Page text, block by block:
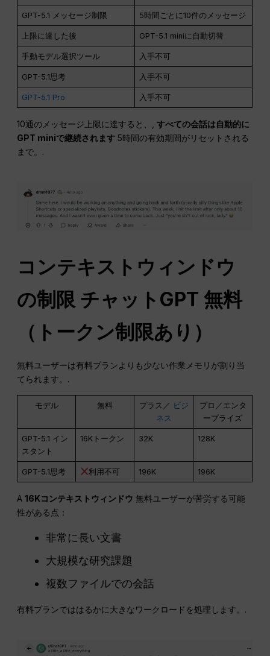
GPT-5.1 メッセージ制限 5時間ごとに10件のメッセージ
上限に達した後 GPT-5.1 miniに自動切替
手動モデル選択ツール 入手不可
GPT-5.1思考 入手不可
GPT-5.1 Pro 入手不可
10通のメッセージ上限に達すると、,すべての会話は自動的に
GPT miniで継続されます 5時間の有効期間がリセットされる
まで。.
コンテキストウィンドウ
の制限 チャットGPT 無料
（トークン制限あり）
無料ユーザーは有料プランよりも少ない作業メモリが割り当
てられます。.
モデル 無料 プラス／ ビジ
ネス
プロ／エンタ
ープライズ
GPT-5.1 イン
スタント
16Kトークン 32K 128K
GPT-5.1思考 利用不可 196K 196K
A16Kコンテキストウィンドウ 無料ユーザーが苦労する可能
性がある点：
非常に長い文書
大規模な研究課題
複数ファイルでの会話
有料プランでははるかに大きなワークロードを処理します。.